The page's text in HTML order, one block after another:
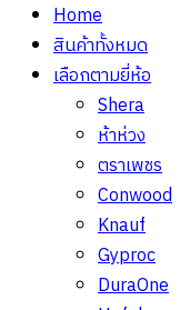
Home
สินค้าทั้งหมด
เลือกตามยี่ห้อ
Shera
ห้าห่วง
ตราเพชร
Conwood
Knauf
Gyproc
DuraOne